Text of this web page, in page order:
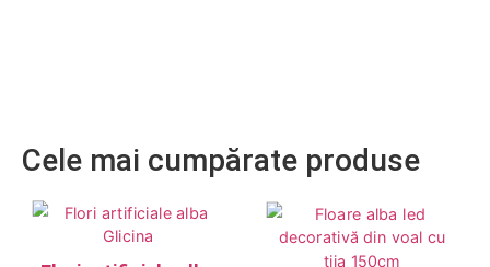
Cele mai cumpărate produse